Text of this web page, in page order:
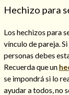
Hechizo para
Los hechizos para
vínculo de pareja.
personas debes
Recuerda que un
se impondrá si lo
ayudar a todos, no